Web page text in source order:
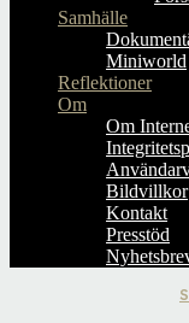
Samhälle
Miniworld
Reflektioner
Om
Om
Bildvillkor
Kontakt
Presstöd